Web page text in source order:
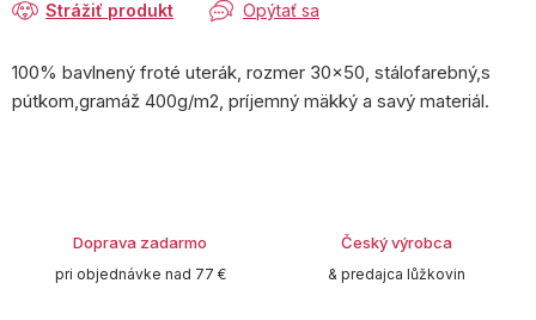
Opýtať sa
Strážiť produkt
100% bavlnený froté uterák, rozmer 30x50, stálofarebný,s
pútkom,gramáž 400g/m2, príjemný mäkký a savý materiál.
Doprava zadarmo
pri objednávke nad 77 €
Český výrobca
& predajca lůžkovin